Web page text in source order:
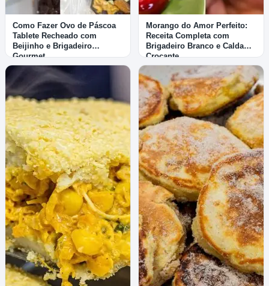
Como Fazer Ovo de Páscoa
Tablete Recheado com
Beijinho e Brigadeiro
Gourmet
Morango do Amor Perfeito:
Receita Completa com
Brigadeiro Branco e Calda
Crocante